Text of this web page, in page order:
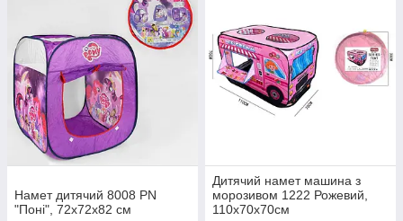
Намет дитячий 8008 PN
"Поні", 72х72х82 см
Дитячий намет машина з
морозивом 1222 Рожевий,
110х70х70см